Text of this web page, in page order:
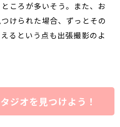
ころが多いそう。また、お
けられた場合、ずっとその
るという点も出張撮影のよ
ジオを見つけよう！